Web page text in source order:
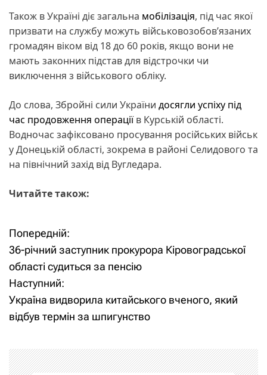
Також в Україні діє загальна мобілізація, під час якої
призвати на службу можуть військовозобов’язаних
громадян віком від 18 до 60 років, якщо вони не
мають законних підстав для відстрочки чи
виключення з військового обліку.
До слова, Збройні сили України досягли успіху під
час продовження операціїв Курській області.
Водночас зафіксовано просування російських військ
у Донецькій області, зокрема в районі Селидового та
на північний захід від Вугледара.
Читайте також:
Н
а
в
і
а
Попередній:
36-річний заступник прокурора Кіровоградської
області судиться за пенсію
Наступний:
Україна видворила китайського вченого, який
відбув термін за шпигунство